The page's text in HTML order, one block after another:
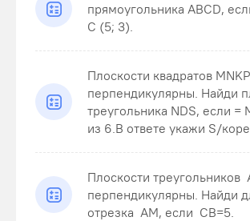
прямоугольника ABCD,
С (5; 3).
Плоскости квадратов
перпендикулярны. Найди
треугольника NDS , если =
из 6.В ответе укажи S/
Плоскости треугольников
перпендикулярны. Найди
отрезка AM , если CB=5 .